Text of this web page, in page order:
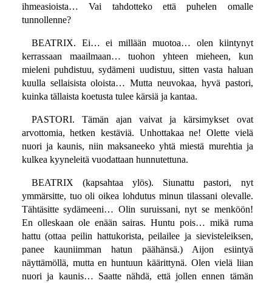
ihmeasioista… Vai tahdotteko että puhelen omalle
tunnollenne?
BEATRIX. Ei… ei millään muotoa… olen kiintynyt
kerrassaan maailmaan… tuohon yhteen mieheen, kun
mieleni puhdistuu, sydämeni uudistuu, sitten vasta haluan
kuulla sellaisista oloista… Mutta neuvokaa, hyvä pastori,
kuinka tällaista koetusta tulee kärsiä ja kantaa.
PASTORI. Tämän ajan vaivat ja kärsimykset ovat
arvottomia, hetken kestäviä. Unhottakaa ne! Olette vielä
nuori ja kaunis, niin maksaneeko yhtä miestä murehtia ja
kulkea kyyneleitä vuodattaan hunnutettuna.
BEATRIX (kapsahtaa ylös). Siunattu pastori, nyt
ymmärsitte, tuo oli oikea lohdutus minun tilassani olevalle.
Tähtäsitte sydämeeni… Olin suruissani, nyt se menköön!
En olleskaan ole enään sairas. Huntu pois… mikä ruma
hattu (ottaa peilin hattukorista, peilailee ja sievisteleiksen,
panee kauniimman hatun päähänsä.) Aijon esiintyä
näyttämöllä, mutta en huntuun käärittynä. Olen vielä liian
nuori ja kaunis… Saatte nähdä, että jollen ennen tämän